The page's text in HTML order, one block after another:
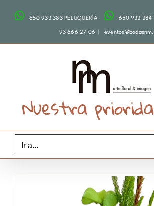
650 933 383 PELUQUERÍA 650 933 384
93 666 27 06
Nuestra
Ir a...